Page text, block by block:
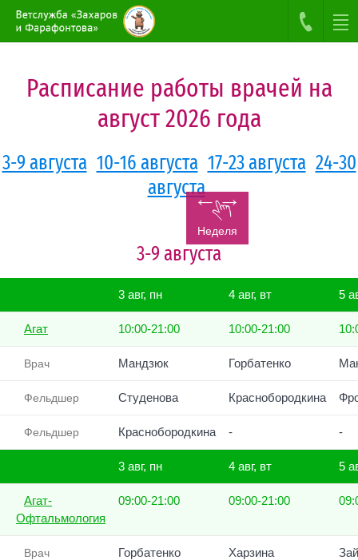
Неделя
Расписание работы врачей на
август 2026 года
3-9 августа 10-16 августа 17-23 августа 24-30
августа
3-9 августа
3 авг, пн 4 авг, вт 5
Агат 10:00-21:00 10:00-21:00
Врач Мандзюк Горбатенко
Фельдшер Студенова Краснобородкина
Фельдшер Краснобородкина - -
3 авг, пн 4 авг, вт 5
Агат-
Офтальмология
09:00-21:00 09:00-21:00
Врач Горбатенко Харзина